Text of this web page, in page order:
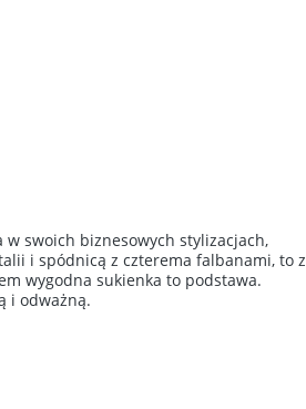
swoich biznesowych stylizacjach,
i spódnicą z czterema falbanami, to z
wygodna sukienka to podstawa.
i odważną.